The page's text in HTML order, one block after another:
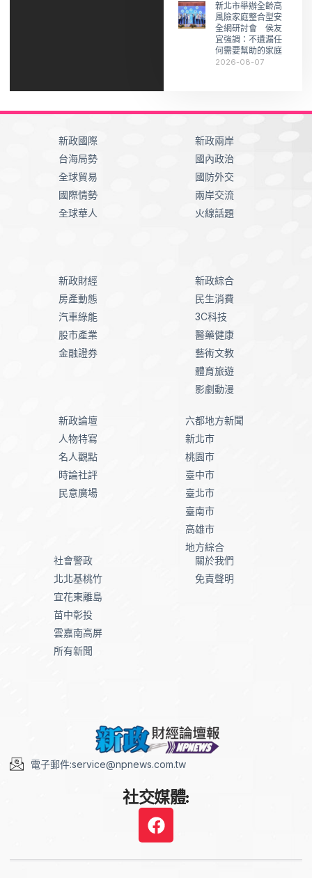
新北市舉辦全齡高
風險家庭整合型安
全網研討會 侯友
宜強調：不遺漏任
何需要幫助的家庭
2026-08-07
新政國際
台海局勢
全球貿易
國際情勢
全球華人
新政兩岸
國內政治
國防外交
兩岸交流
火線話題
新政財經
房產動態
汽車綠能
股市產業
金融證券
新政綜合
民生消費
3C科技
醫藥健康
藝術文教
體育旅遊
影劇動漫
新政論壇
人物特寫
名人觀點
時論社評
民意廣場
六都地方新聞
新北市
桃園市
臺中市
臺北市
臺南市
高雄市
地方綜合
社會警政
北北基桃竹
宜花東離島
苗中彰投
雲嘉南高屏
所有新聞
關於我們
免責聲明
電子郵件:service@npnews.com.tw
社交媒體: